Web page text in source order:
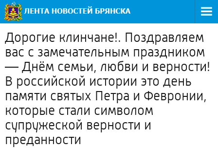
Дорогие клинчане!. Поздравляем
вас с замечательным праздником
— Днём семьи, любви и верности!
В российской истории это день
памяти святых Петра и Февронии,
которые стали символом
супружеской верности и
преданности